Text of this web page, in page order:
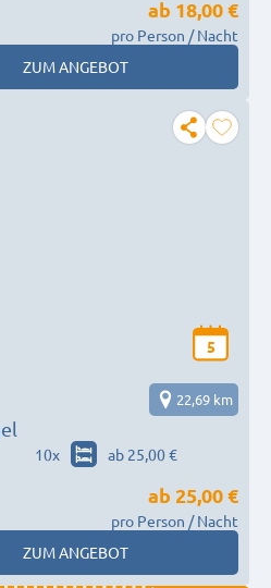
ab 18,00 €
pro Person / Nacht
ZUM ANGEBOT
5
22,69 km
10x ab 25,00 €
ab 25,00 €
pro Person / Nacht
ZUM ANGEBOT